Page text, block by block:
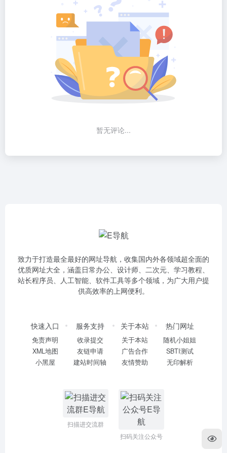
暂无评论...
致力于打造最全最好的网址导航，收集国内外各领域超全面的
优质网址大全，涵盖日常办公、设计师、二次元、学习教程、
站长程序员、人工智能、软件工具等多个领域，为广大用户提
供高效率的上网便利。
快速入口
免责声明
XML地图
小黑屋
服务支持
收录提交
友链申请
建站时间轴
关于本站
关于本站
广告合作
友情赞助
热门网址
随机小姐姐
SBTI测试
无印解析
扫描进交流群
扫码关注公众号